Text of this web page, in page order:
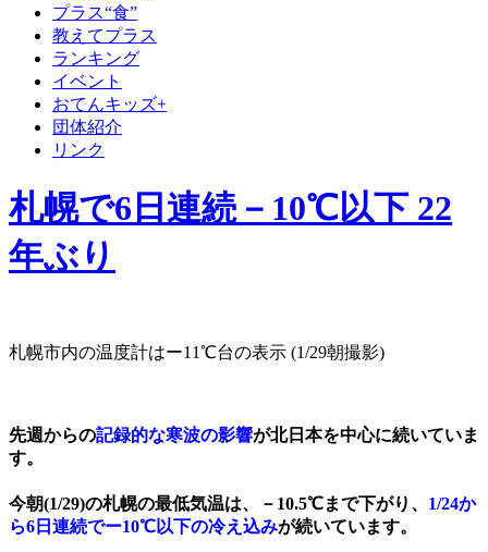
プラス“食”
教えてプラス
ランキング
イベント
おてんキッズ+
団体紹介
リンク
札幌で6日連続－10℃以下 22
年ぶり
札幌市内の温度計はー11℃台の表示 (1/29朝撮影)
先週からの記録的な寒波の影響が北日本を中心に続いていま
す。
今朝(1/29)の札幌の最低気温は、－10.5℃まで下がり、 1/24か
ら6日連続でー10℃以下の冷え込みが続いています。